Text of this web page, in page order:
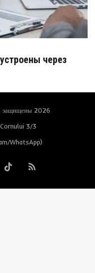
через
защищены 2026
3/3
WhatsApp)
TikTokRSS